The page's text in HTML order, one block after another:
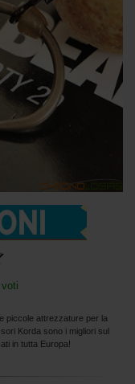
piccole attrezzature per la
Korda sono i migliori sul
in tutta Europa!